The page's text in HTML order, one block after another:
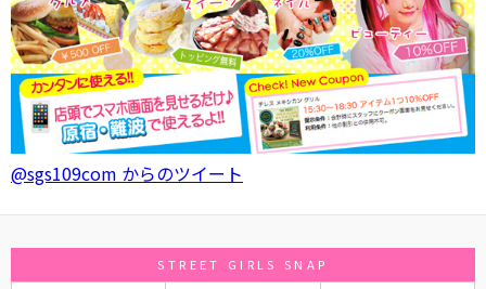
@sgs109com からのツイート
STREET GIRLS SNAP